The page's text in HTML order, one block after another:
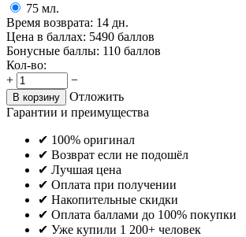
75 мл.
Время возврата: 14 дн.
Цена в баллах: 5490 баллов
Бонусные баллы: 110 баллов
Кол-во:
+
−
В корзину
Отложить
Гарантии и преимущества
✔ 100% оригинал
✔ Возврат если не подошёл
✔ Лучшая цена
✔ Оплата при получении
✔ Накопительные скидки
✔ Оплата баллами до 100% покупки
✔ Уже купили 1 200+ человек